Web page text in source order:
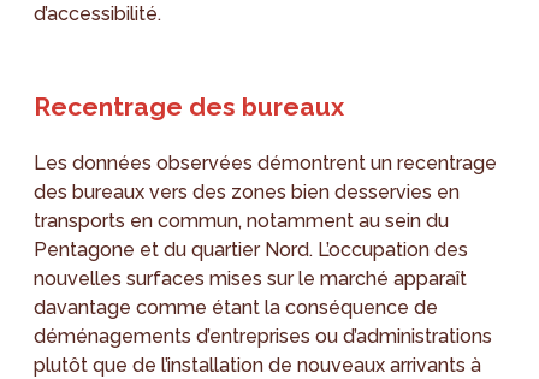
d’accessibilité.
Recentrage des bureaux
Les données observées démontrent un recentrage
des bureaux vers des zones bien desservies en
transports en commun, notamment au sein du
Pentagone et du quartier Nord. L’occupation des
nouvelles surfaces mises sur le marché apparaît
davantage comme étant la conséquence de
déménagements d’entreprises ou d’administrations
plutôt que de l’installation de nouveaux arrivants à